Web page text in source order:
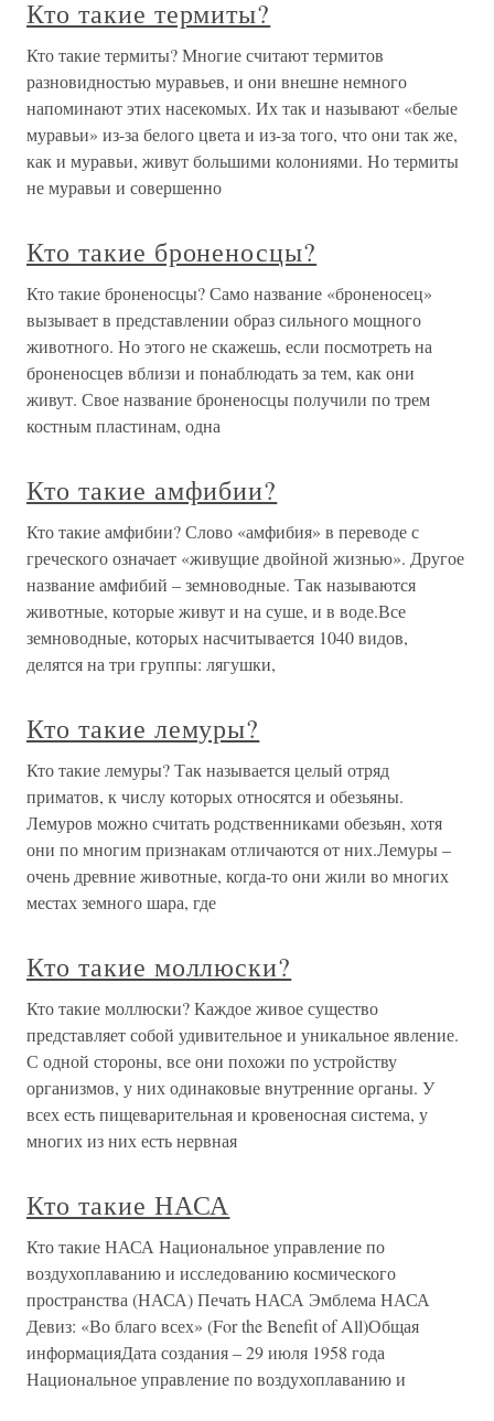
Кто такие термиты?
Кто такие термиты? Многие считают термитов
разновидностью муравьев, и они внешне немного
напоминают этих насекомых. Их так и называют «белые
муравьи» из-за белого цвета и из-за того, что они так же,
как и муравьи, живут большими колониями. Но термиты
не муравьи и совершенно
Кто такие броненосцы?
Кто такие броненосцы? Само название «броненосец»
вызывает в представлении образ сильного мощного
животного. Но этого не скажешь, если посмотреть на
броненосцев вблизи и понаблюдать за тем, как они
живут. Свое название броненосцы получили по трем
костным пластинам, одна
Кто такие амфибии?
Кто такие амфибии? Слово «амфибия» в переводе с
греческого означает «живущие двойной жизнью». Другое
название амфибий – земноводные. Так называются
животные, которые живут и на суше, и в воде.Все
земноводные, которых насчитывается 1040 видов,
делятся на три группы: лягушки,
Кто такие лемуры?
Кто такие лемуры? Так называется целый отряд
приматов, к числу которых относятся и обезьяны.
Лемуров можно считать родственниками обезьян, хотя
они по многим признакам отличаются от них.Лемуры –
очень древние животные, когда-то они жили во многих
местах земного шара, где
Кто такие моллюски?
Кто такие моллюски? Каждое живое существо
представляет собой удивительное и уникальное явление.
С одной стороны, все они похожи по устройству
организмов, у них одинаковые внутренние органы. У
всех есть пищеварительная и кровеносная система, у
многих из них есть нервная
Кто такие НАСА
Кто такие НАСА Национальное управление по
воздухоплаванию и исследованию космического
пространства (НАСА) Печать НАСА Эмблема НАСА
Девиз: «Во благо всех» (For the Benefit of All)Общая
информацияДата создания – 29 июля 1958 года
Национальное управление по воздухоплаванию и